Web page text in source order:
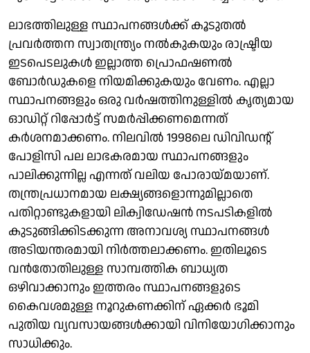
ലാഭത്തിലുള്ള സ്ഥാപനങ്ങള്‍ക്ക് കൂടുതല്‍
പ്രവര്‍ത്തന സ്വാതന്ത്ര്യം നല്‍കുകയും രാഷ്ട്രീയ
ഇടപെടലുകള്‍ ഇല്ലാത്ത പ്രൊഫഷണല്‍
ബോര്‍ഡുകളെ നിയമിക്കുകയും വേണം. എല്ലാ
സ്ഥാപനങ്ങളും ഒരു വര്‍ഷത്തിനുള്ളില്‍ കൃത്യമായ
ഓഡിറ്റ് റിപ്പോര്‍ട്ട് സമര്‍പ്പിക്കണമെന്നത്
കര്‍ശനമാക്കണം. നിലവില്‍ 1998ലെ ഡിവിഡന്റ്
പോളിസി പല ലാഭകരമായ സ്ഥാപനങ്ങളും
പാലിക്കുന്നില്ല എന്നത് വലിയ പോരായ്മയാണ്.
തന്ത്രപ്രധാനമായ ലക്ഷ്യങ്ങളൊന്നുമില്ലാതെ
പതിറ്റാണ്ടുകളായി ലിക്വിഡേഷന്‍ നടപടികളില്‍
കുടുങ്ങിക്കിടക്കുന്ന അനാവശ്യ സ്ഥാപനങ്ങള്‍
അടിയന്തരമായി നിര്‍ത്തലാക്കണം. ഇതിലൂടെ
വന്‍തോതിലുള്ള സാമ്പത്തിക ബാധ്യത
ഒഴിവാക്കാനും ഇത്തരം സ്ഥാപനങ്ങളുടെ
കൈവശമുള്ള നൂറുകണക്കിന് ഏക്കര്‍ ഭൂമി
പുതിയ വ്യവസായങ്ങള്‍ക്കായി വിനിയോഗിക്കാനും
സാധിക്കും.